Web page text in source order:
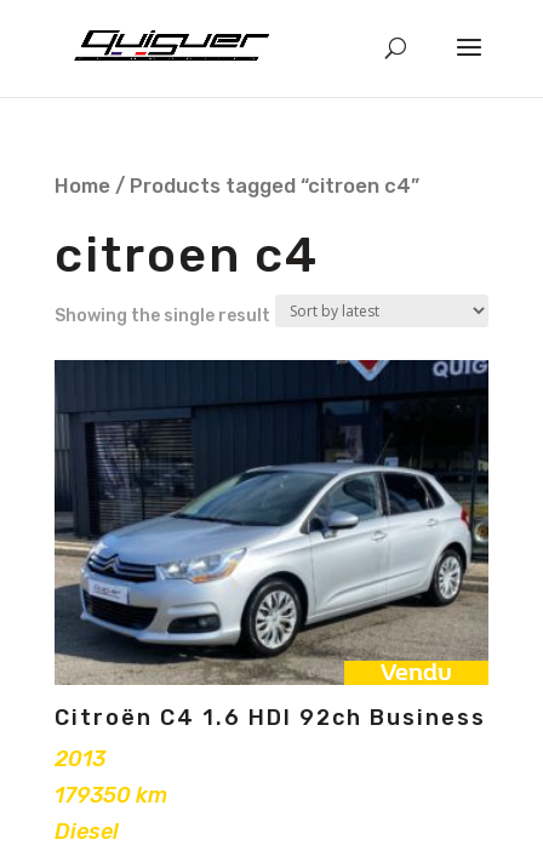
Home/ Products tagged “citroen c4”
citroen c4
Showing the single result
Vendu
Citroën C4 1.6 HDI 92ch Business
2013
179350 km
Diesel